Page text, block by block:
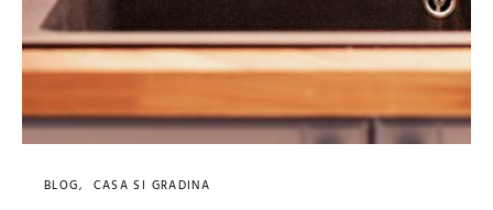
BLOG CASA SI GRADINA